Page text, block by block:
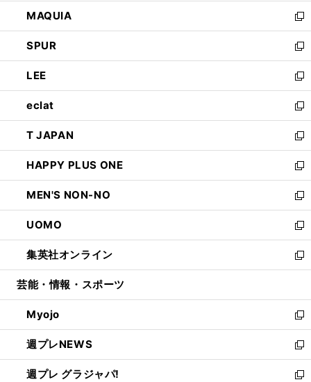
ド
ウ
で
開
く
ウ
ィ
ン
ド
ウ
で
開
く
し
い
ウ
ィ
ン
ド
ウ
で
開
く
MAQUIA
新
し
い
ウ
ィ
ン
ド
ウ
で
開
く
SPUR
新
し
い
ウ
ィ
ン
ド
ウ
で
開
く
LEE
新
し
い
ウ
ィ
ン
ド
ウ
で
開
く
eclat
新
し
い
ウ
ィ
ン
ド
ウ
で
開
く
T JAPAN
新
し
い
ウ
ィ
ン
ド
ウ
で
開
HAPPY PLUS ONE
新
し
い
ウ
ィ
ン
ド
ウ
開
く
MEN'S NON-NO
新
し
い
ウ
ィ
ン
ウ
で
開
く
UOMO
新
し
い
ウ
ン
ド
ウ
で
開
く
集英社オンライン
新
し
ウ
ィ
ン
ド
ウ
で
芸能・情報・スポーツ
Myojo
新
し
い
ウ
ィ
週プレNEWS
新
し
い
週プレ グラジャパ!
新